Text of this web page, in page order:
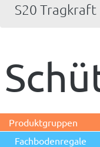
S20 Tragkraft
Produktgruppen
Fachbodenregale